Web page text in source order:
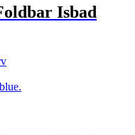
Isbad